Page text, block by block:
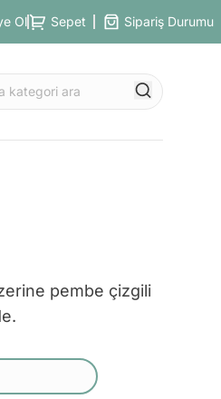
Ol Sepet Sipariş Durumu
pembe çizgili